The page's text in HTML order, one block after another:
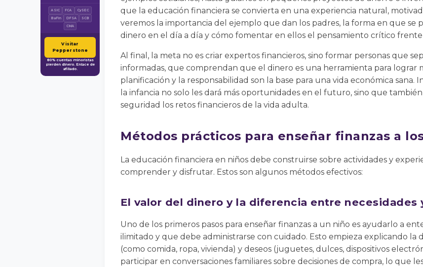
ASIC FCA
CySEC
BaFin
DFSA
SCB
CMA
Visitar
Pepperstone
80% cuentas minoristas
pierden dinero. Enlace de
afiliado.
que la educación financiera se convierta en una experiencia natural,
veremos la importancia del ejemplo que dan los padres, la forma en que se
dinero en el día a día y cómo fomentar en ellos el pensamiento crítico
Al final, la meta no es criar expertos financieros, sino formar personas que
informadas, que comprendan que el dinero es una herramienta para lograr
planificación y la responsabilidad son la base para una vida económica sana.
la infancia no solo les dará más oportunidades en el futuro, sino que
seguridad los retos financieros de la vida adulta.
Métodos prácticos para enseñar finanzas a
La educación financiera en niños debe construirse sobre actividades y
comprender y disfrutar. Estos son algunos métodos efectivos:
El valor del dinero y la diferencia entre necesidades
Uno de los primeros pasos para enseñar finanzas a un niño es ayudarlo a
ilimitado y que debe administrarse con cuidado. Esto empieza explicando la
(como comida, ropa, vivienda) y deseos (juguetes, dulces, dispositivos
participar en conversaciones familiares sobre decisiones de compra, lo que